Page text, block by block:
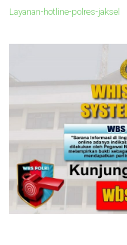
Layanan-hotline-polres-jaksel